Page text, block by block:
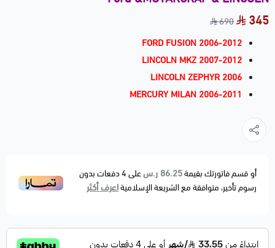
345
690
FORD FUSION 2006-2012
LINCOLN MKZ 2007-2012
LINCOLN ZEPHYR 2006
MERCURY MILAN 2006-2011
أو قسم فاتورتك بقيمة86.25 ر.س على4دفعات بدون
رسوم تأخير، متوافقة مع الشريعة الإسلاميةاعرف أكثر